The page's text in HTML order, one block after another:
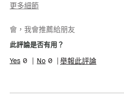
更多細節
肌膚類型
油性肌膚
肌膚問題
會，我會推薦給朋友
此評論是否有用？
0 0 舉報此評論